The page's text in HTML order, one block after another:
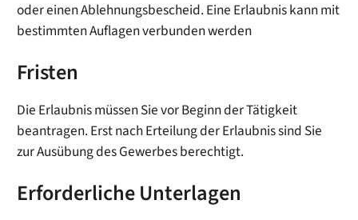
oder einen Ablehnungsbescheid. Eine Erlaubnis kann mit
bestimmten Auflagen verbunden werden
Fristen
Die Erlaubnis müssen Sie vor Beginn der Tätigkeit
beantragen. Erst nach Erteilung der Erlaubnis sind Sie
zur Ausübung des Gewerbes berechtigt.
Erforderliche Unterlagen